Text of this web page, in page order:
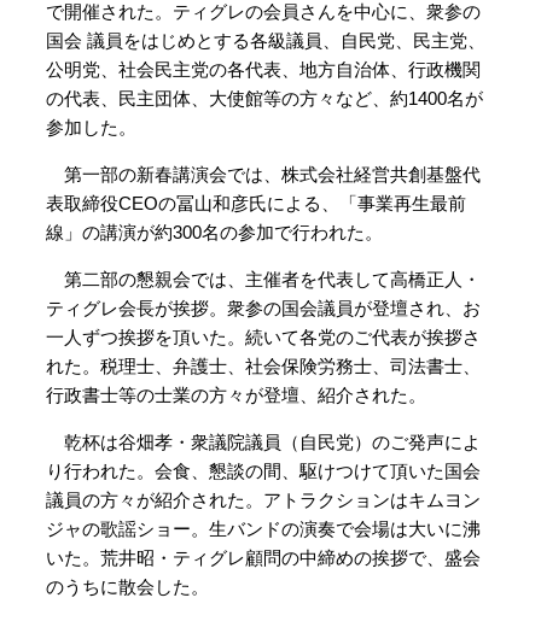
で開催された。ティグレの会員さんを中心に、衆参の
国会 議員をはじめとする各級議員、自民党、民主党、
公明党、社会民主党の各代表、地方自治体、行政機関
の代表、民主団体、大使館等の方々など、約1400名が
参加した。
第一部の新春講演会では、株式会社経営共創基盤代
表取締役CEOの冨山和彦氏による、「事業再生最前
線」の講演が約300名の参加で行われた。
第二部の懇親会では、主催者を代表して高橋正人・
ティグレ会長が挨拶。衆参の国会議員が登壇され、お
一人ずつ挨拶を頂いた。続いて各党のご代表が挨拶さ
れた。税理士、弁護士、社会保険労務士、司法書士、
行政書士等の士業の方々が登壇、紹介された。
乾杯は谷畑孝・衆議院議員（自民党）のご発声によ
り行われた。会食、懇談の間、駆けつけて頂いた国会
議員の方々が紹介された。アトラクションはキムヨン
ジャの歌謡ショー。生バンドの演奏で会場は大いに沸
いた。荒井昭・ティグレ顧問の中締めの挨拶で、盛会
のうちに散会した。